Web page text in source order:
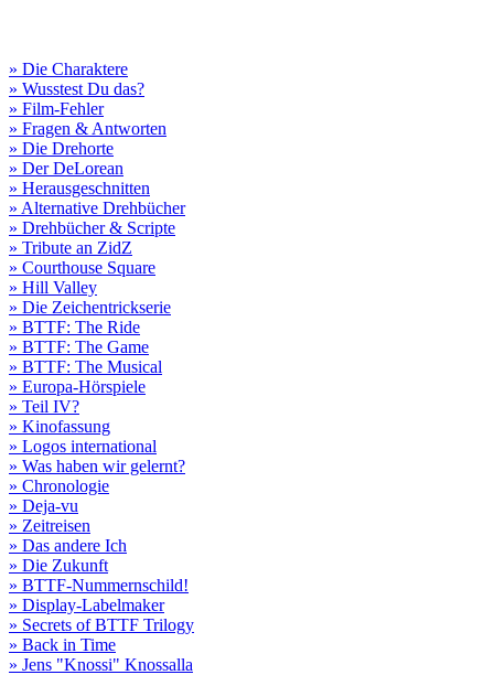
» Die Charaktere
» Wusstest Du das?
» Film-Fehler
» Fragen & Antworten
» Die Drehorte
» Der DeLorean
» Herausgeschnitten
» Alternative Drehbücher
» Drehbücher & Scripte
» Tribute an ZidZ
» Courthouse Square
» Hill Valley
» Die Zeichentrickserie
» BTTF: The Ride
» BTTF: The Game
» BTTF: The Musical
» Europa-Hörspiele
» Teil IV?
» Kinofassung
» Logos international
» Was haben wir gelernt?
» Chronologie
» Deja-vu
» Zeitreisen
» Das andere Ich
» Die Zukunft
» BTTF-Nummernschild!
» Display-Labelmaker
» Secrets of BTTF Trilogy
» Back in Time
» Jens "Knossi" Knossalla